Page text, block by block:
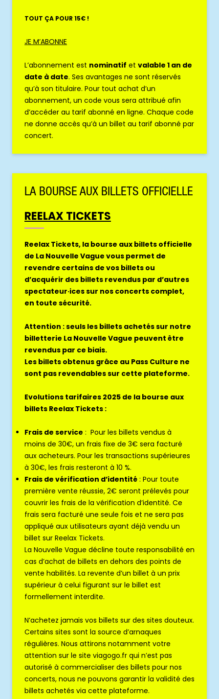
TOUT ÇA POUR 15€ !
JE M’ABONNE
L’abonnement est nominatif et valable 1 an de
date à date. Ses avantages ne sont réservés
qu’à son titulaire. Pour tout achat d’un
abonnement, un code vous sera attribué afin
d’accéder au tarif abonné en ligne. Chaque code
ne donne accès qu’à un billet au tarif abonné par
concert.
LA BOURSE AUX BILLETS OFFICIELLE
REELAX TICKETS
Reelax Tickets, la bourse aux billets officielle
de La Nouvelle Vague vous permet de
revendre certains de vos billets ou
d’acquérir des billets revendus par d’autres
spectateur·ices sur nos concerts complet,
en toute sécurité.
Attention : seuls les billets achetés sur notre
billetterie La Nouvelle Vague peuvent être
revendus par ce biais.
Les billets obtenus grâce au Pass Culture ne
sont pas revendables sur cette plateforme.
Evolutions tarifaires 2025 de la bourse aux
billets Reelax Tickets :
Frais de service : Pour les billets vendus à
moins de 30€, un frais fixe de 3€ sera facturé
aux acheteurs. Pour les transactions supérieures
à 30€, les frais resteront à 10 %.
Frais de vérification d’identité : Pour toute
première vente réussie, 2€ seront prélevés pour
couvrir les frais de la vérification d’identité. Ce
frais sera facturé une seule fois et ne sera pas
appliqué aux utilisateurs ayant déjà vendu un
billet sur Reelax Tickets.
La Nouvelle Vague décline toute responsabilité en
cas d’achat de billets en dehors des points de
vente habilités. La revente d’un billet à un prix
supérieur à celui figurant sur le billet est
formellement interdite.
N’achetez jamais vos billets sur des sites douteux.
Certains sites sont la source d’arnaques
régulières. Nous attirons notamment votre
attention sur le site viagogo.fr qui n’est pas
autorisé à commercialiser des billets pour nos
concerts, nous ne pouvons garantir la validité des
billets achetés via cette plateforme.